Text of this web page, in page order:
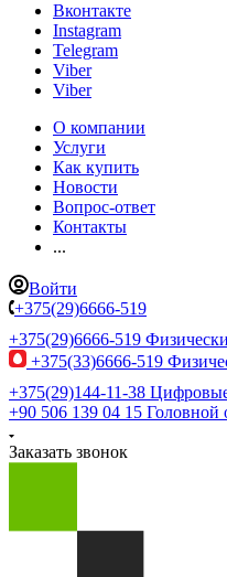
Вконтакте
Instagram
Telegram
Viber
Viber
О компании
Услуги
Как купить
Новости
Вопрос-ответ
Контакты
...
Войти
+375(29)6666-519
+375(29)6666-519
+375(33)6666-519
+375(29)144-11-38
+90 506 139 04 15 Головной
Заказать звонок